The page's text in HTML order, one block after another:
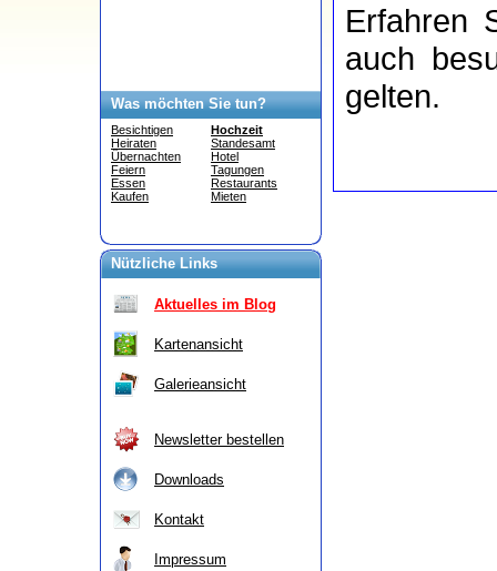
Was möchten Sie tun?
Besichtigen
Heiraten
Übernachten
Feiern
Essen
Kaufen
Hochzeit
Standesamt
Hotel
Tagungen
Restaurants
Mieten
Nützliche Links
Aktuelles im Blog
Kartenansicht
Galerieansicht
Newsletter bestellen
Downloads
Kontakt
Impressum
Erfahren
auch
gelten.